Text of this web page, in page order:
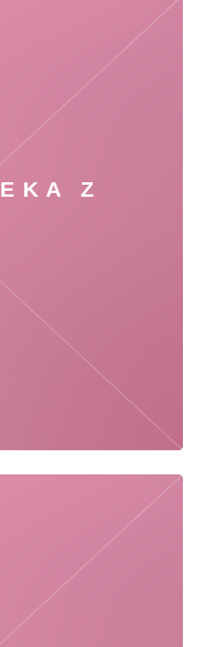
Z